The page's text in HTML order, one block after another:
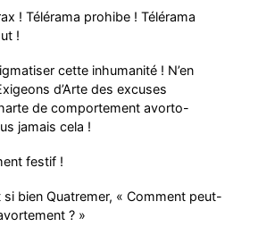
! Télérama prohibe ! Télérama
!
cette inhumanité ! N’en
d’Arte des excuses
de comportement avorto-
jamais cela !
festif !
bien Quatremer, « Comment peut-
? »